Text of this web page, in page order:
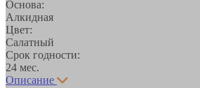
Основа:
Алкидная
Цвет:
Салатный
Срок годности:
24 мес.
Описание